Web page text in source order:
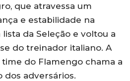
que atravessa um
e estabilidade na
lista da Seleção e voltou a
do treinador italiano. A
do Flamengo chama a
dos adversários.